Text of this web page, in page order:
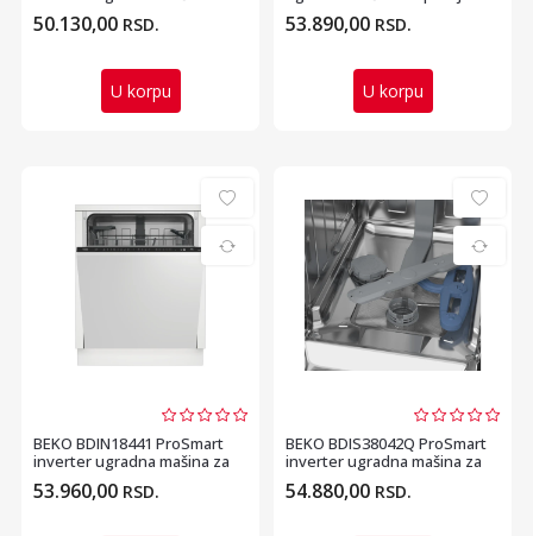
pranje sudova
50.130,00 RSD.
U korpu
sudova
53.890,00 RSD.
U korpu
BEKO BDIN18441 ProSmart
inverter ugradna mašina za
pranje sudova
53.960,00 RSD.
BEKO BDIS38042Q ProSmart
inverter ugradna mašina za
pranje sudova
54.880,00 RSD.